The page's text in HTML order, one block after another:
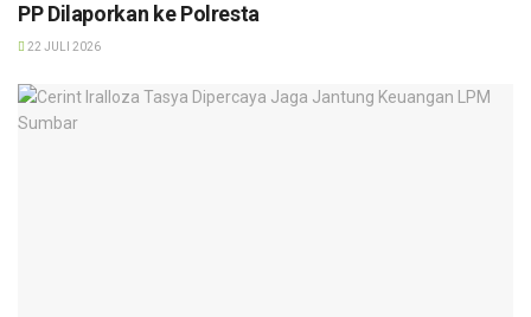
PP Dilaporkan ke Polresta
22 JULI 2026